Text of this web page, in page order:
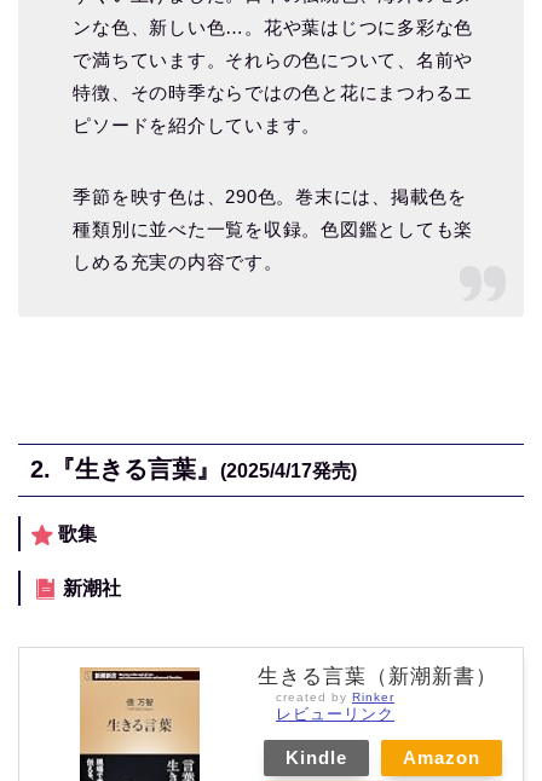
ンな色、新しい色…。花や葉はじつに多彩な色
で満ちています。それらの色について、名前や
特徴、その時季ならではの色と花にまつわるエ
ピソードを紹介しています。
季節を映す色は、290色。巻末には、掲載色を
種類別に並べた一覧を収録。色図鑑としても楽
しめる充実の内容です。
2. 『生きる言葉』 (2025/4/17発売)
歌集
新潮社
生きる言葉（新潮新書）
created by Rinker
レビューリンク
Kindle
Amazon